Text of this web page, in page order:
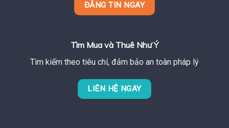
ĐĂNG TIN NGAY
Tìm Mua và Thuê Như Ý
Tìm kiếm theo tiêu chí, đảm bảo an toàn pháp lý
LIÊN HỆ NGAY